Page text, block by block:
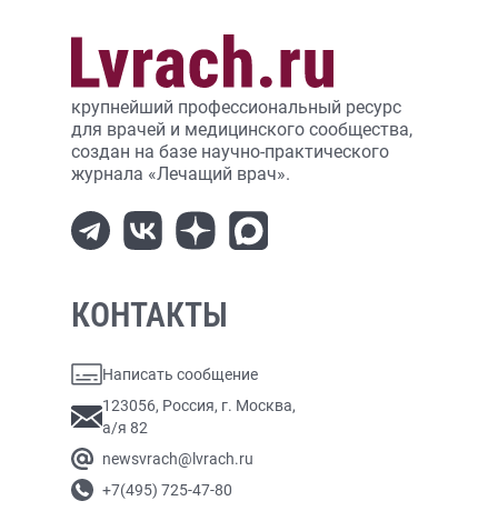
крупнейший профессиональный ресурс
для врачей и медицинского сообщества,
создан на базе научно-практического
журнала «Лечащий врач».
КОНТАКТЫ
Написать сообщение
123056, Россия, г. Москва,
а/я 82
newsvrach@lvrach.ru
+7(495) 725-47-80